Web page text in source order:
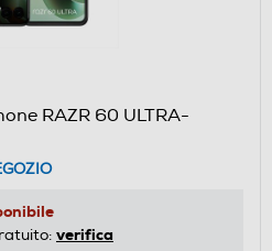
RAZR 60 ULTRA-
verifica